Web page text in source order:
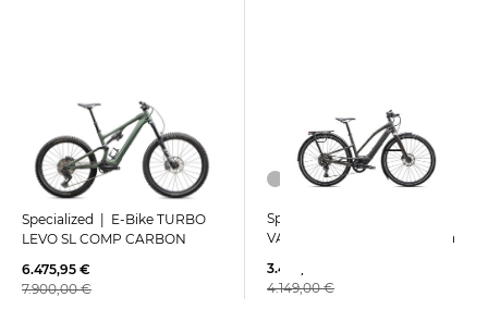
Specialized | E-Bike TURBO
LEVO SL COMP CARBON
6.475,95 €
7.900,00 €
Specialized | E-Bike TURBO
VADO SL 2 4.0 Step-Through
3.457,95 €
4.149,00 €